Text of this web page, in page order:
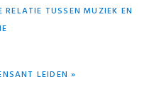
RELATIE TUSSEN MUZIEK EN
LEIDEN »